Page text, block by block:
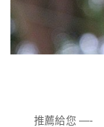
推薦給您 —-